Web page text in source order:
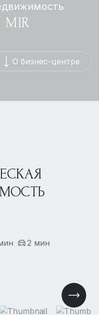
MIR
О бизнес-центре
2 мин